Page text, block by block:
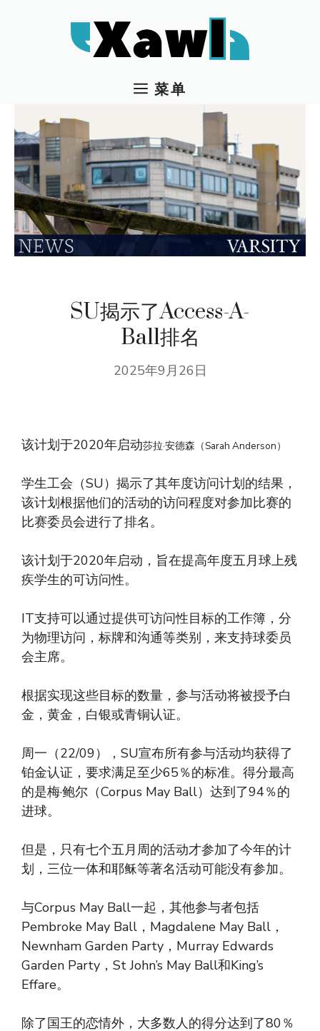
菜单
SU揭示了Access-A-
Ball排名
2025年9月26日
该计划于2020年启动莎拉·安德森（Sarah Anderson）
学生工会（SU）揭示了其年度访问计划的结果，
该计划根据他们的活动的访问程度对参加比赛的
比赛委员会进行了排名。
该计划于2020年启动，旨在提高年度五月球上残
疾学生的可访问性。
IT支持可以通过提供可访问性目标的工作簿，分
为物理访问，标牌和沟通等类别，来支持球委员
会主席。
根据实现这些目标的数量，参与活动将被授予白
金，黄金，白银或青铜认证。
周一（22/09），SU宣布所有参与活动均获得了
铂金认证，要求满足至少65％的标准。得分最高
的是梅·鲍尔（Corpus May Ball）达到了94％的
进球。
但是，只有七个五月周的活动才参加了今年的计
划，三位一体和耶稣等著名活动可能没有参加。
与Corpus May Ball一起，其他参与者包括
Pembroke May Ball，Magdalene May Ball，
Newnham Garden Party，Murray Edwards
Garden Party，St John’s May Ball和King’s
Effare。
除了国王的恋情外，大多数人的得分达到了80％